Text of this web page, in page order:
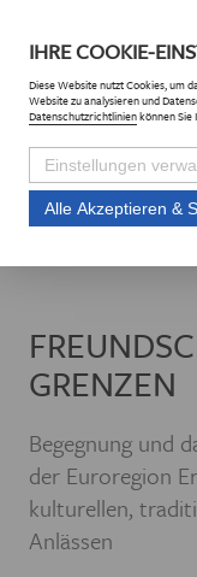
Euroregion Erzgebirge e.V.
GRENZEN
Begegnung und
der Euroregion
kulturellen,
Anlässen
IHRECOOKIE-
DieseWebsitenutzt Cookies, um
Websitezu analysieren und
Datenschutzrichtlinienkönnen Sie
Einstellungen
Alle Akzeptieren &